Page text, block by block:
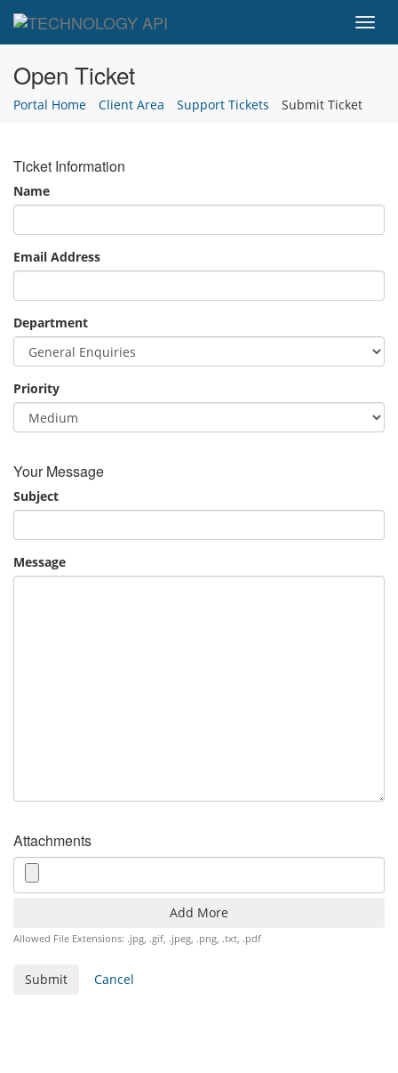
Open Ticket
Portal Home Client Area Support Tickets Submit Ticket
Ticket Information
Name
Email Address
Department
Priority
Your Message
Subject
Message
Attachments
Add More
Allowed File Extensions: .jpg, .gif, .jpeg, .png, .txt, .pdf
Cancel